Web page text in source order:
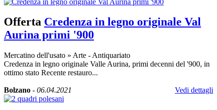
Offerta Credenza in legno originale Val
Aurina primi '900
Mercatino dell'usato » Arte - Antiquariato
Credenza in legno originale Valle Aurina, primi decenni del '900, in
ottimo stato Recente restauro...
Bolzano - 06.04.2021 Vedi dettagli